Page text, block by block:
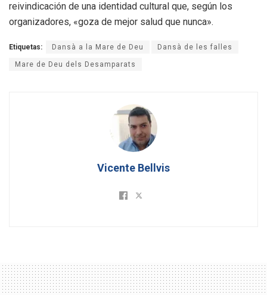
reivindicación de una identidad cultural que, según los
organizadores, «goza de mejor salud que nunca».
Etiquetas: Dansà a la Mare de Deu Dansà de les falles
Mare de Deu dels Desamparats
Vicente Bellvis